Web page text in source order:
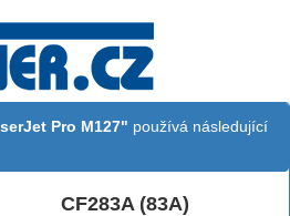
Pro M127" používá následující
CF283A (83A)